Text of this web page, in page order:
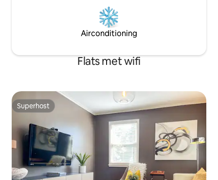
Airconditioning
Flats met wifi
Superhost
Superhost